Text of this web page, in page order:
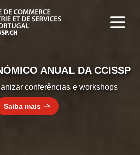
ANUAL DA CCISSP
conferências e workshops
mais